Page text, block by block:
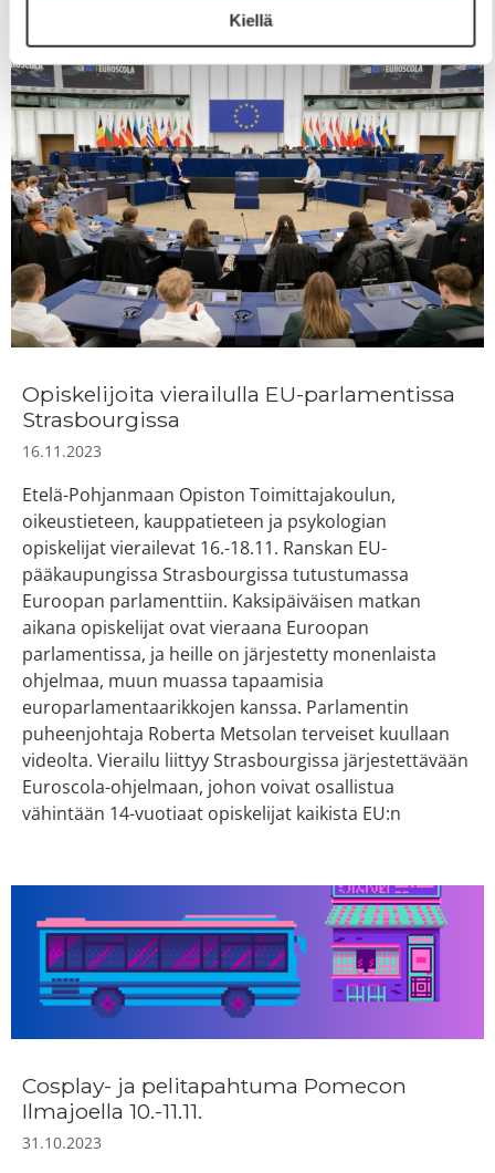
Kiellä
Opiskelijoita vierailulla EU-parlamentissa
Strasbourgissa
16.11.2023
Etelä-Pohjanmaan Opiston Toimittajakoulun,
oikeustieteen, kauppatieteen ja psykologian
opiskelijat vierailevat 16.-18.11. Ranskan EU-
pääkaupungissa Strasbourgissa tutustumassa
Euroopan parlamenttiin. Kaksipäiväisen matkan
aikana opiskelijat ovat vieraana Euroopan
parlamentissa, ja heille on järjestetty monenlaista
ohjelmaa, muun muassa tapaamisia
europarlamentaarikkojen kanssa. Parlamentin
puheenjohtaja Roberta Metsolan terveiset kuullaan
videolta. Vierailu liittyy Strasbourgissa järjestettävään
Euroscola-ohjelmaan, johon voivat osallistua
vähintään 14-vuotiaat opiskelijat kaikista EU:n
Cosplay- ja pelitapahtuma Pomecon
Ilmajoella 10.-11.11.
31.10.2023